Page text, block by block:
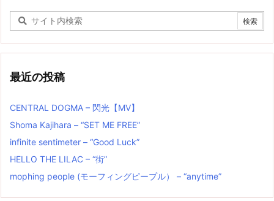
最近の投稿
CENTRAL DOGMA – 閃光【MV】
Shoma Kajihara – “SET ME FREE”
infinite sentimeter – “Good Luck”
HELLO THE LILAC – “街”
mophing people (モーフィングピープル） – “anytime”